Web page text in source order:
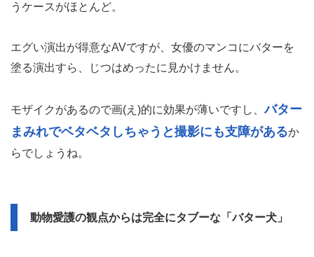
うケースがほとんど。
エグい演出が得意なAVですが、女優のマンコにバターを
塗る演出すら、じつはめったに見かけません。
モザイクがあるので画(え)的に効果が薄いですし、バター
まみれでベタベタしちゃうと撮影にも支障があるか
らでしょうね。
動物愛護の観点からは完全にタブーな「バター犬」